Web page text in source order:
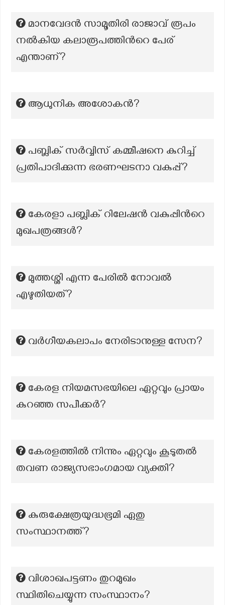
മാനവേദന്‍ സാമൂതിരി രാജാവ് രൂപം
നല്‍കിയ കലാരൂപത്തിന്‍റെ പേര്
എന്താണ്?
ആധുനിക അശോകൻ?
പബ്ലിക് സർവ്വിസ് കമ്മീഷനെ കുറിച്ച്
പ്രതിപാദിക്കുന്ന ഭരണഘടനാ വകുപ്പ്?
കേരളാ പബ്ലിക് റിലേഷന്‍ വകുപ്പിന്‍റെ
മുഖപത്രങ്ങള്‍?
മുത്തശ്ശി എന്ന പേരിൽ നോവൽ
എഴുതിയത്?
വർഗീയകലാപം നേരിടാനുള്ള സേന?
കേരള നിയമസഭയിലെ ഏറ്റവും പ്രായം
കുറഞ്ഞ സപീക്കർ?
കേരളത്തില്‍ നിന്നും ഏറ്റവും കൂടുതല്‍
തവണ രാജ്യസഭാംഗമായ വ്യക്തി?
കുരുക്ഷേത്രയുദ്ധഭൂമി ഏതു
സംസ്ഥാനത്ത്?
വിശാഖപട്ടണം തുറമുഖം
സ്ഥിതിചെയ്യുന്ന സംസ്ഥാനം?